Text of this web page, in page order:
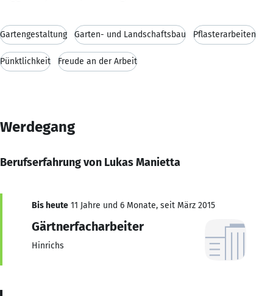
Gartengestaltung Garten- und Landschaftsbau Pflasterarbeiten
Pünktlichkeit Freude an der Arbeit
Werdegang
Berufserfahrung von Lukas Manietta
Bis heute 11 Jahre und 6 Monate, seit März 2015
Gärtnerfacharbeiter
Hinrichs